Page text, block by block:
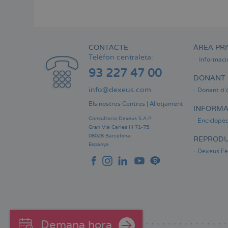
Demana hora
CONTACTE
Telèfon centraleta:
93 227 47 00
info@dexeus.com
Els nostres Centres | Allotjament
Consultorio Dexeus S.A.P.
Gran Via Carles III 71-75.
08028 Barcelona.
Espanya
ÀREA
DONANT
Donant
Dexeus